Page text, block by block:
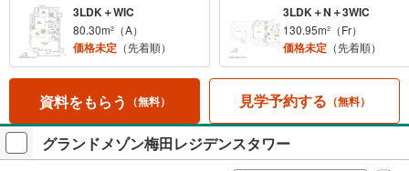
3LDK＋WIC
80.30m²（A）
価格未定 （先着順）
3LDK＋N＋3WIC
130.95m²（Fr）
価格未定 （先着順）
資料をもらう （無料） 見学予約する （無料）
グランドメゾン梅田レジデンスタワー